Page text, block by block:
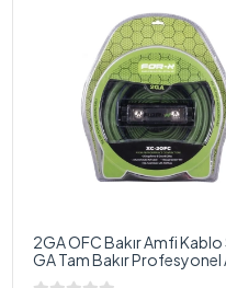
2GA OFC Bakır Amfi
GA Tam Bakır Profesyonel
Kablosu Seti 2 AWG